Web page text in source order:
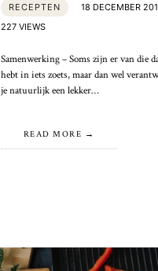
RECEPTEN 18 DECEMBER
227 VIEWS
Samenwerking – Soms zijn er van die
hebt in iets zoets, maar dan wel
je natuurlijk een lekker…
READ MORE